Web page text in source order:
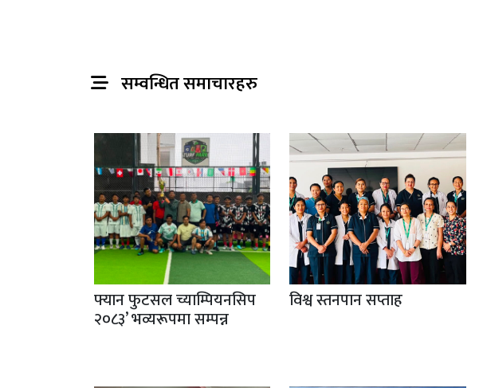
सम्वन्धित समाचारहरु
फ्यान फुटसल च्याम्पियनसिप
२०८३’ भव्यरूपमा सम्पन्न
विश्व स्तनपान सप्ताह